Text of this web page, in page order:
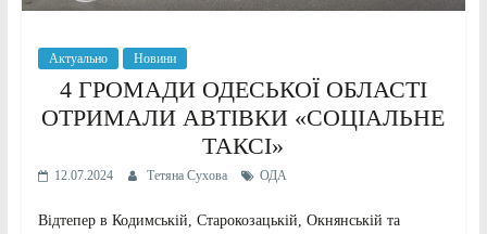
Актуально Новини
4 ГРОМАДИ ОДЕСЬКОЇ ОБЛАСТІ
ОТРИМАЛИ АВТІВКИ «СОЦІАЛЬНЕ
ТАКСІ»
12.07.2024 Тетяна Сухова ОДА
Відтепер в Кодимській, Старокозацькій, Окнянській та